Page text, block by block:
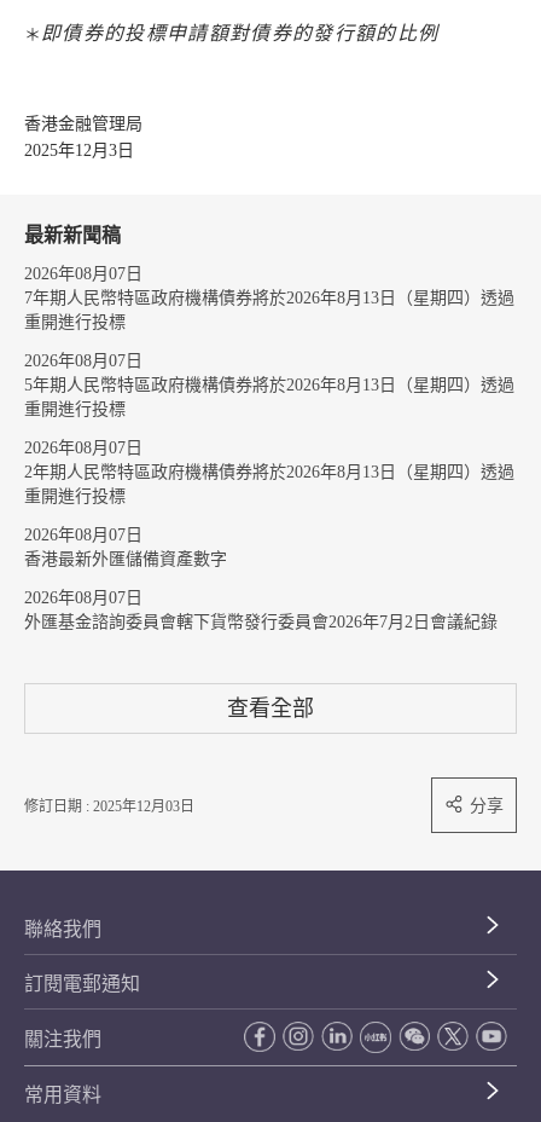
＊ 即債券的投標申請額對債券的發行額的比例
香港金融管理局
2025年12月3日
最新新聞稿
2026年08月07日
7年期人民幣特區政府機構債券將於2026年8月13日（星期四）透過
重開進行投標
2026年08月07日
5年期人民幣特區政府機構債券將於2026年8月13日（星期四）透過
重開進行投標
2026年08月07日
2年期人民幣特區政府機構債券將於2026年8月13日（星期四）透過
重開進行投標
2026年08月07日
香港最新外匯儲備資產數字
2026年08月07日
外匯基金諮詢委員會轄下貨幣發行委員會2026年7月2日會議紀錄
查看全部
修訂日期 : 2025年12月03日 分享
聯絡我們
訂閱電郵通知
關注我們
常用資料